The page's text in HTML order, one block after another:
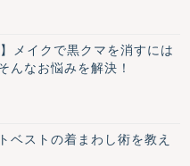
メイクで黒クマを消すには
んなお悩みを解決！
ベストの着まわし術を教え